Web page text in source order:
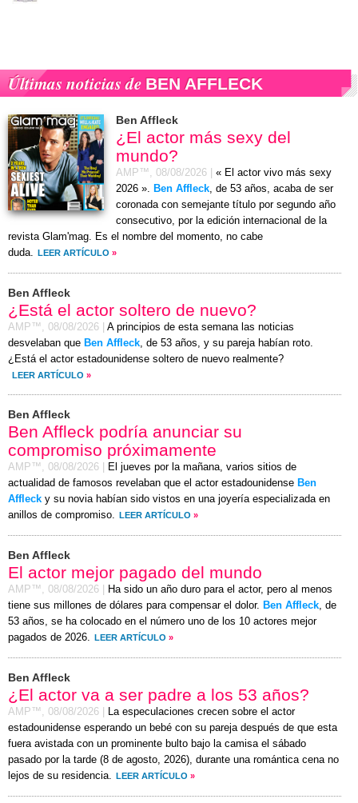
Últimas noticias de BEN AFFLECK
Ben Affleck
¿El actor más sexy del
mundo?
AMP™, 08/08/2026
« El actor vivo más sexy
2026 ». Ben Affleck, de 53 años, acaba de ser
coronada con semejante título por segundo año
consecutivo, por la edición internacional de la
revista Glam'mag. Es el nombre del momento, no cabe
duda. LEER ARTÍCULO »
Ben Affleck
¿Está el actor soltero de nuevo?
AMP™, 08/08/2026
A principios de esta semana las noticias
desvelaban que Ben Affleck, de 53 años, y su pareja habían roto.
¿Está el actor estadounidense soltero de nuevo realmente?
LEER ARTÍCULO »
Ben Affleck
Ben Affleck podría anunciar su
compromiso próximamente
AMP™, 08/08/2026
El jueves por la mañana, varios sitios de
actualidad de famosos revelaban que el actor estadounidense Ben
Affleck y su novia habían sido vistos en una joyería especializada en
anillos de compromiso. LEER ARTÍCULO »
Ben Affleck
El actor mejor pagado del mundo
AMP™, 08/08/2026
Ha sido un año duro para el actor, pero al menos
tiene sus millones de dólares para compensar el dolor. Ben Affleck, de
53 años, se ha colocado en el número uno de los 10 actores mejor
pagados de 2026. LEER ARTÍCULO »
Ben Affleck
¿El actor va a ser padre a los 53 años?
AMP™, 08/08/2026
La especulaciones crecen sobre el actor
estadounidense esperando un bebé con su pareja después de que esta
fuera avistada con un prominente bulto bajo la camisa el sábado
pasado por la tarde (8 de agosto, 2026), durante una romántica cena no
lejos de su residencia. LEER ARTÍCULO »